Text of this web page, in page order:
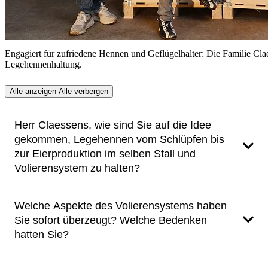
Engagiert für zufriedene Hennen und Geflügelhalter: Die Familie
Legehennenhaltung.
Alle anzeigen Alle verbergen
Herr Claessens, wie sind Sie auf die Idee
gekommen, Legehennen vom Schlüpfen bis
zur Eierproduktion im selben Stall und
Volierensystem zu halten?
Jelle Claessens:Inspiriert wurden wir von Marcel Kuijpers
von Kuijpers Kip, einem niederländischen
Masthähnchenbetrieb. Er hat als Erster ein System eingeführt,
bei dem die Küken im selben Stall schlüpfen und aufgezogen
Welche Aspekte des Volierensystems haben
Sie sofort überzeugt? Welche Bedenken
hatten Sie?